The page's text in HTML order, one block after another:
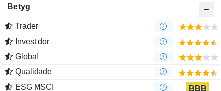
Betyg
Trader
Investidor
Global
Qualidade
ESG MSCI
BBB